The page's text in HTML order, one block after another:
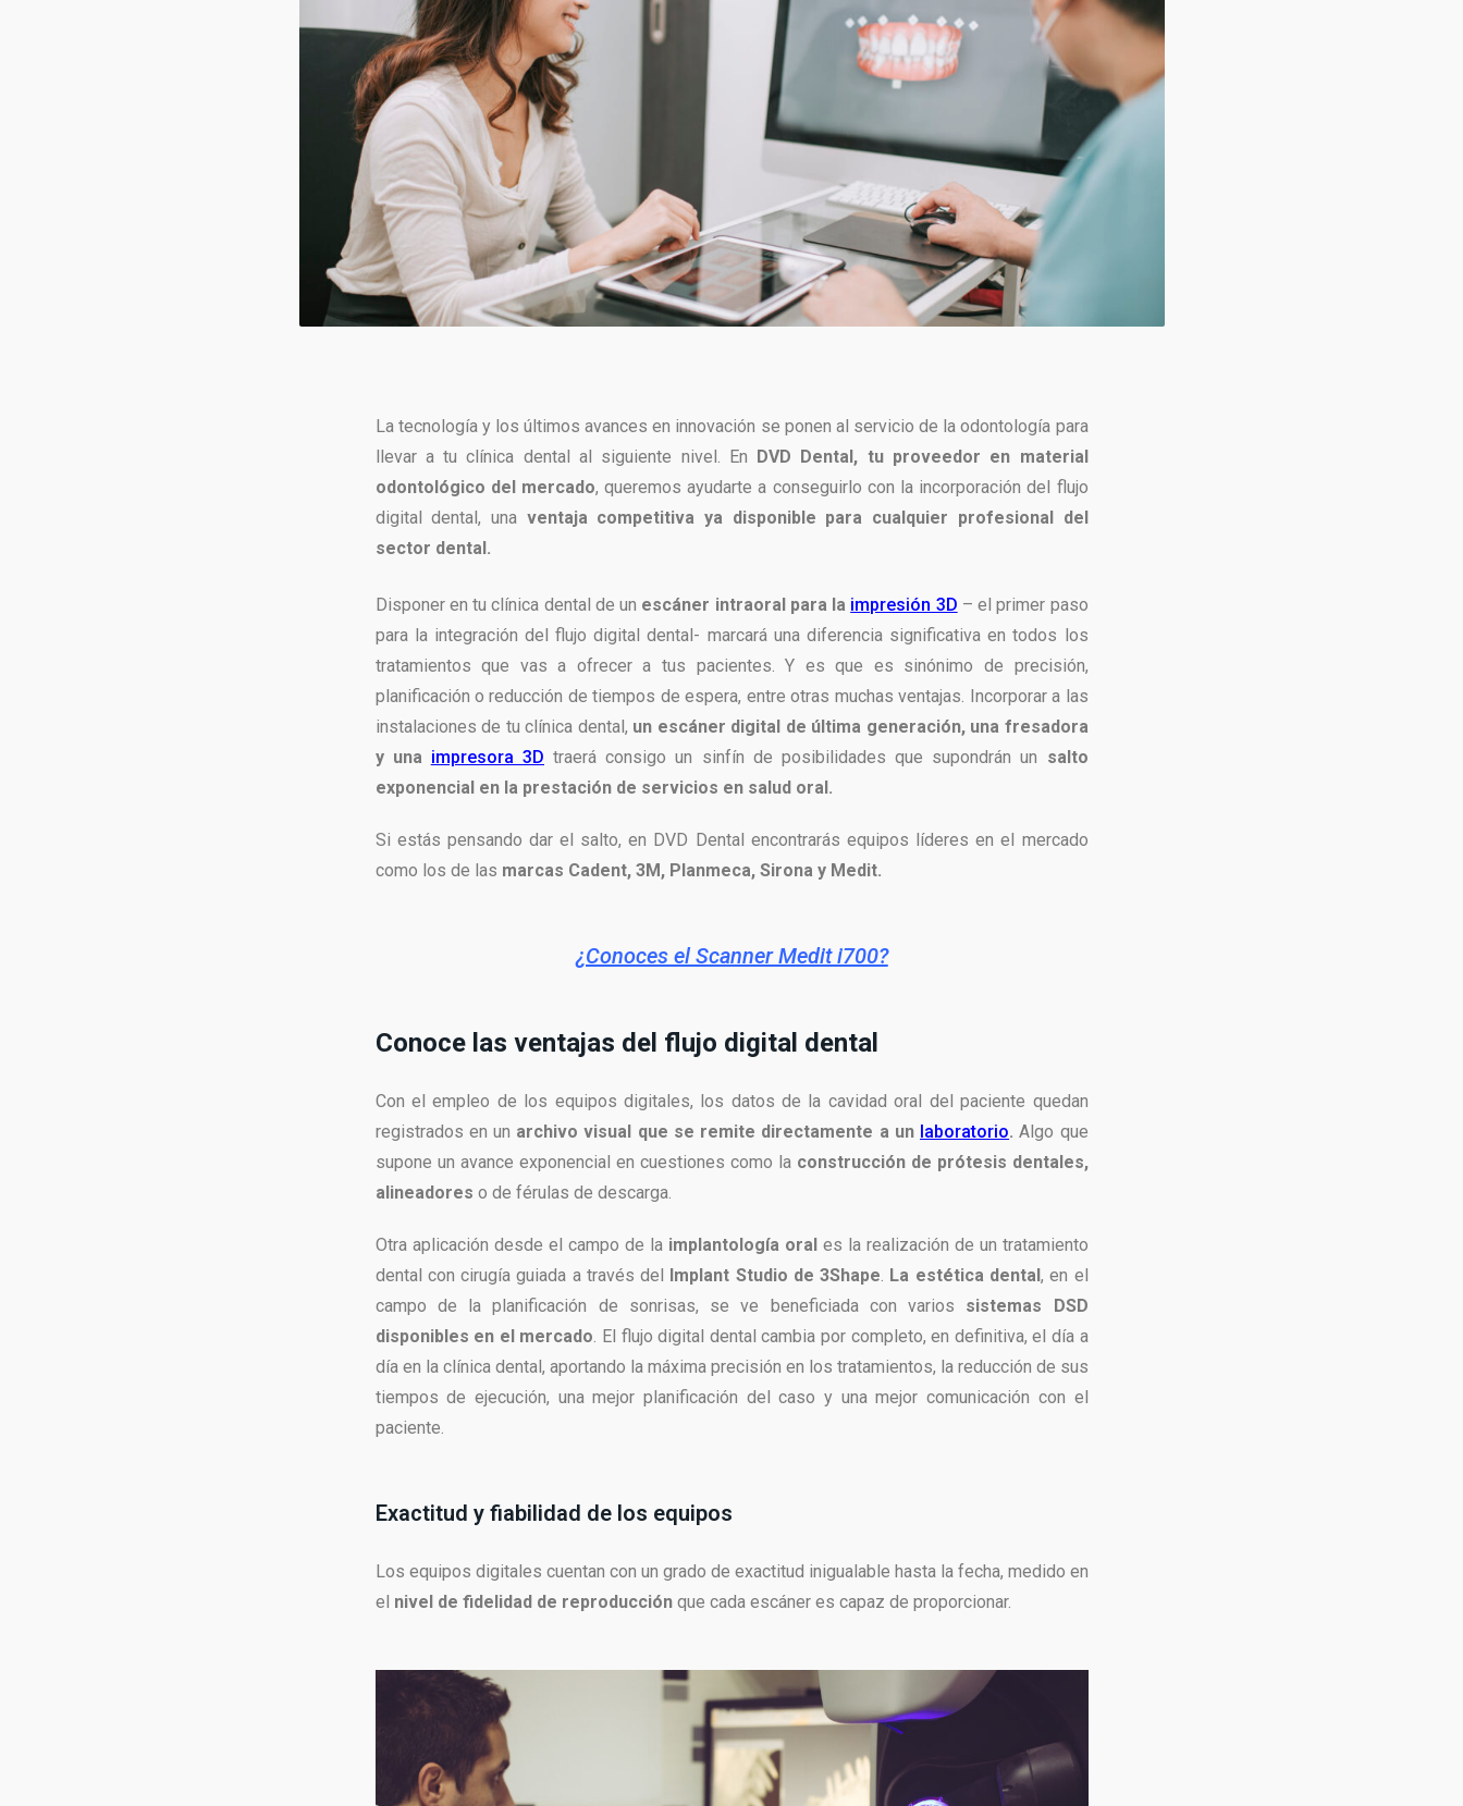
La tecnología y los últimos avances en innovación se ponen al servicio de la odontología para
llevar a tu clínica dental al siguiente nivel. En
DVD Dental, tu proveedor en material
odontológico del mercado, queremos ayudarte a conseguirlo con la incorporación del flujo
digital dental, una ventaja competitiva ya disponible para cualquier profesional del
sector dental.
Disponer en tu clínica dental de un escáner intraoral para la impresión 3D – el primer paso
para la integración del flujo digital dental- marcará una diferencia significativa en todos los
tratamientos que vas a ofrecer a tus pacientes. Y es que es sinónimo de precisión,
planificación o reducción de tiempos de espera, entre otras muchas ventajas. Incorporar a las
instalaciones de tu clínica dental, un escáner digital de última generación, una fresadora
y una impresora 3D traerá consigo un sinfín de posibilidades que supondrán un salto
exponencial en la prestación de servicios en salud oral.
Si estás pensando dar el salto, en DVD Dental encontrarás equipos líderes en el mercado
como los de las marcas Cadent, 3M, Planmeca, Sirona y Medit.
¿Conoces el Scanner Medit i700?
Conoce las ventajas del flujo digital dental
Con el empleo de los equipos digitales, los datos de la cavidad oral del paciente quedan
registrados en un archivo visual que se remite directamente a un laboratorio. Algo que
supone un avance exponencial en cuestiones como la construcción de prótesis dentales,
alineadores o de férulas de descarga.
Otra aplicación desde el campo de la implantología oral es la realización de un tratamiento
dental con cirugía guiada a través del
Implant Studio de 3Shape. La estética dental, en el
campo de la planificación de sonrisas, se ve beneficiada con varios sistemas DSD
disponibles en el mercado. El flujo digital dental cambia por completo, en definitiva, el día a
día en la clínica dental, aportando la máxima precisión en los tratamientos, la reducción de sus
tiempos de ejecución, una mejor planificación del caso y una mejor comunicación con el
paciente.
Exactitud y fiabilidad de los equipos
Los equipos digitales cuentan con un grado de exactitud inigualable hasta la fecha, medido en
el nivel de fidelidad de reproducción que cada escáner es capaz de proporcionar.